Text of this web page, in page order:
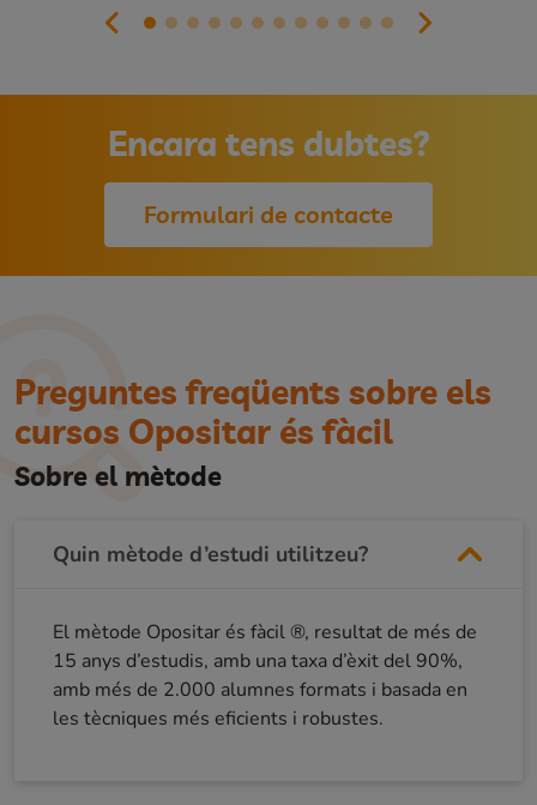
Encara tens dubtes?
Formulari de contacte
Preguntes freqüents sobre els
cursos Opositar és fàcil
Sobre el mètode
Quin mètode d’estudi utilitzeu?
El mètode Opositar és fàcil ®, resultat de més de
15 anys d’estudis, amb una taxa d’èxit del 90%,
amb més de 2.000 alumnes formats i basada en
les tècniques més eficients i robustes.